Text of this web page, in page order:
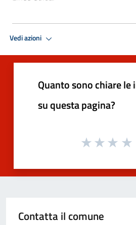
Vedi azioni
Quanto sono chiare
su questa pagina?
Contatta il comune